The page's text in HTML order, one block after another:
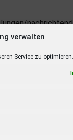
verwalten
Service zu optimieren.
der-oekol-1/